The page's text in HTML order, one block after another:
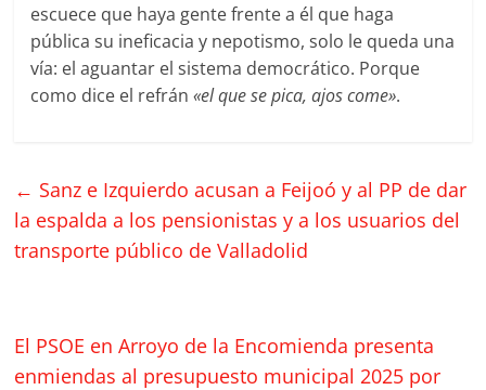
escuece que haya gente frente a él que haga
pública su ineficacia y nepotismo, solo le queda una
vía: el aguantar el sistema democrático. Porque
como dice el refrán«el que se pica, ajos come».
← Sanz e Izquierdo acusan a Feijoó y al PP de dar
la espalda a los pensionistas y a los usuarios del
transporte público de Valladolid
El PSOE en Arroyo de la Encomienda presenta
enmiendas al presupuesto municipal 2025 por